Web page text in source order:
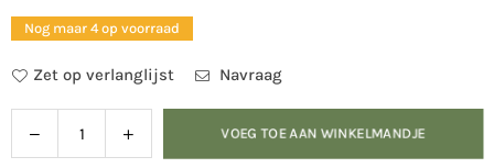
prijs
Nog maar 4 op voorraad
Zet op verlanglijst Navraag
Hoeveelheid
Verlaag
de
Verhoog
de
VOEG TOE AAN WINKELMANDJE